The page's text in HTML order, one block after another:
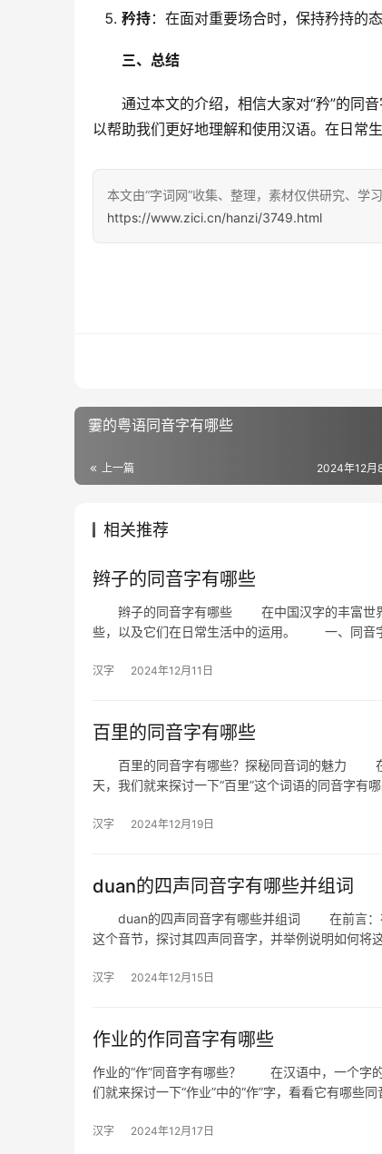
矜持：在面对重要场合时，保持矜持的
三、总结
通过本文的介绍，相信大家对“矜”的同音
以帮助我们更好地理解和使用汉语。在日常
本文由“字词网”收集、整理，素材仅供研究、学
https://www.zici.cn/hanzi/3749.html
霋的粤语同音字有哪些
上一篇 2024年12月
相关推荐
辫子的同音字有哪些
辫子的同音字有哪些 在中国汉字的丰富世界中
些，以及它们在日常生活中的运用。 一、
汉字 2024年12月11日
百里的同音字有哪些
百里的同音字有哪些？探秘同音词的魅力 在
天，我们就来探讨一下“百里”这个词语的同音字有
汉字 2024年12月19日
duan的四声同音字有哪些并组词
duan的四声同音字有哪些并组词 在前言：在
这个音节，探讨其四声同音字，并举例说明如何将
汉字 2024年12月15日
作业的作同音字有哪些
作业的“作”同音字有哪些？ 在汉语中，一个字的
们就来探讨一下“作业”中的“作”字，看看它有哪
汉字 2024年12月17日